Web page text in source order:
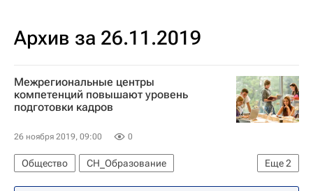
Архив за 26.11.2019
Межрегиональные центры
компетенций повышают уровень
подготовки кадров
26 ноября 2019, 09:00 0
Еще2
Общество
СН_Образование
Навигатор абитуриента